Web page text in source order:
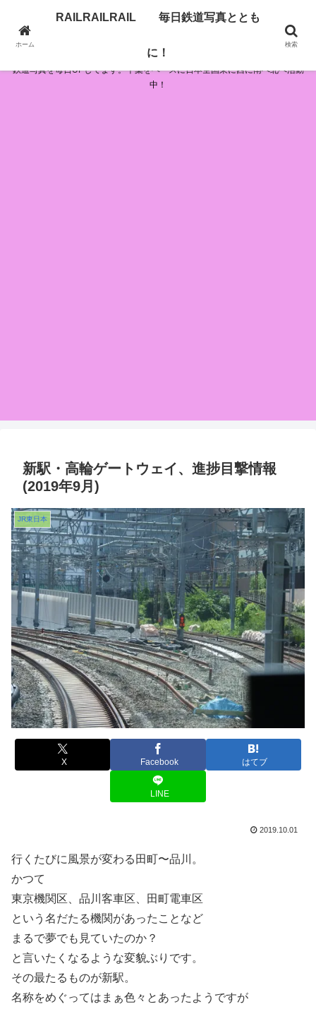
RAILRAILRAIL 毎日鉄道写真とともに！
鉄道写真を毎日UPしてます。千葉をベースに日本全国東に西に南へ北へ活動
中！
新駅・高輪ゲートウェイ、進捗目撃情報
(2019年9月)
JR東日本
X Facebook はてブ
LINE
2019.10.01
行くたびに風景が変わる田町〜品川。
かつて
東京機関区、品川客車区、田町電車区
という名だたる機関があったことなど
まるで夢でも見ていたのか？
と言いたくなるような変貌ぶりです。
その最たるものが新駅。
名称をめぐってはまぁ色々とあったようですが
ホーム
RAILRAILRAIL 毎日鉄道写真ととも
に！
検索